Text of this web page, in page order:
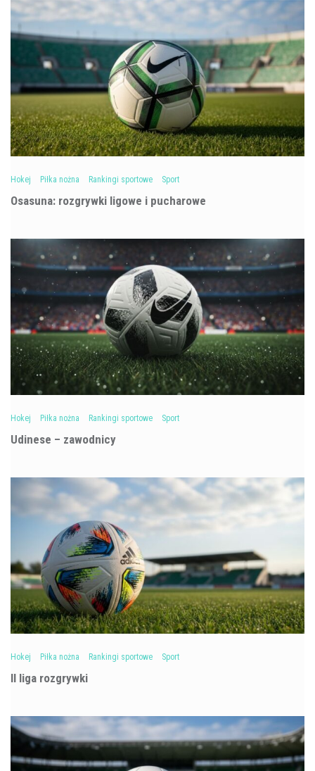
Hokej Piłka nożna Rankingi sportowe Sport
Osasuna: rozgrywki ligowe i pucharowe
Hokej Piłka nożna Rankingi sportowe Sport
Udinese – zawodnicy
Hokej Piłka nożna Rankingi sportowe Sport
II liga rozgrywki